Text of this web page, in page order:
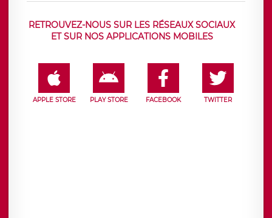
RETROUVEZ-NOUS SUR LES RÉSEAUX SOCIAUX
ET SUR NOS APPLICATIONS MOBILES
APPLE STORE PLAY STORE FACEBOOK TWITTER